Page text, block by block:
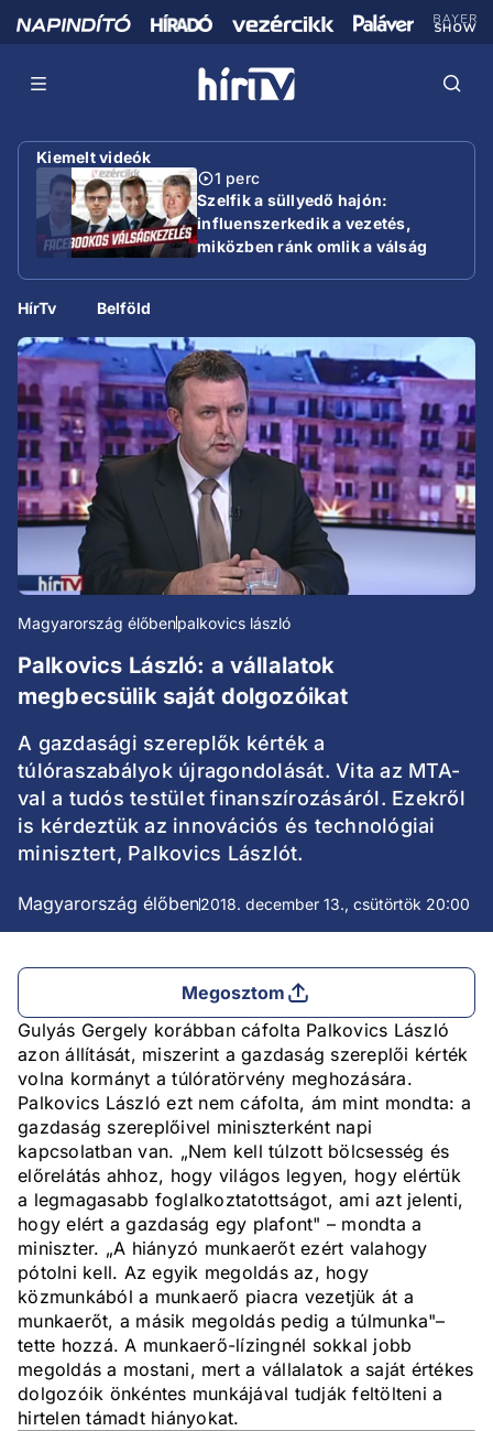
Kiemelt videók
1 perc
Szelfik a süllyedő hajón:
influenszerkedik a vezetés,
miközben ránk omlik a válság
HírTv Belföld
Magyarország élőbenpalkovics lászló
Palkovics László: a vállalatok
megbecsülik saját dolgozóikat
A gazdasági szereplők kérték a
túlóraszabályok újragondolását. Vita az MTA-
val a tudós testület finanszírozásáról. Ezekről
is kérdeztük az innovációs és technológiai
minisztert, Palkovics Lászlót.
Magyarország élőben2018. december 13., csütörtök 20:00
Megosztom
Gulyás Gergely korábban cáfolta Palkovics László
azon állítását, miszerint a gazdaság szereplői kérték
volna kormányt a túlóratörvény meghozására.
Palkovics László ezt nem cáfolta, ám mint mondta: a
gazdaság szereplőivel miniszterként napi
kapcsolatban van. „Nem kell túlzott bölcsesség és
előrelátás ahhoz, hogy világos legyen, hogy elértük
a legmagasabb foglalkoztatottságot, ami azt jelenti,
hogy elért a gazdaság egy plafont" – mondta a
miniszter. „A hiányzó munkaerőt ezért valahogy
pótolni kell. Az egyik megoldás az, hogy
közmunkából a munkaerő piacra vezetjük át a
munkaerőt, a másik megoldás pedig a túlmunka"–
tette hozzá. A munkaerő-lízingnél sokkal jobb
megoldás a mostani, mert a vállalatok a saját értékes
dolgozóik önkéntes munkájával tudják feltölteni a
hirtelen támadt hiányokat.